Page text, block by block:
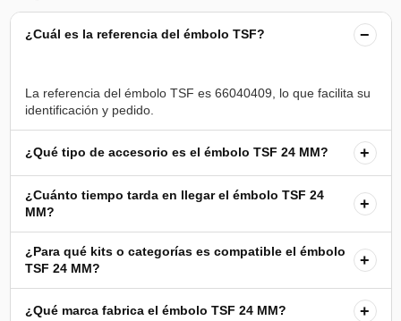
¿Cuál es la referencia del émbolo TSF? −
La referencia del émbolo TSF es 66040409, lo que facilita su
¿Qué tipo de accesorio es el émbolo TSF 24 MM? +
¿Cuánto tiempo tarda en llegar el émbolo TSF 24
MM?
+
¿Para qué kits o categorías es compatible el émbolo
TSF 24 MM?
+
¿Qué marca fabrica el émbolo TSF 24 MM? +